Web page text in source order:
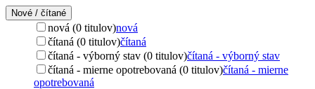
Nové / čítané
nová (0 titulov)nová
čítaná (0 titulov)čítaná
čítaná - výborný stav (0 titulov)čítaná - výborný stav
čítaná - mierne opotrebovaná (0 titulov)čítaná - mierne
opotrebovaná